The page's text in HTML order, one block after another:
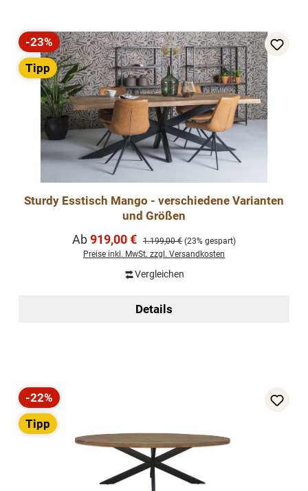
Rabatt
-23%
Tipp
Sturdy Esstisch Mango - verschiedene Varianten
und Größen
Verkaufspreis:
Ab919,00 € Regulärer Preis:
1.199,00 € (23% gespart)
Preise inkl. MwSt. zzgl. Versandkosten
Vergleichen
Details
Rabatt
-22%
Tipp